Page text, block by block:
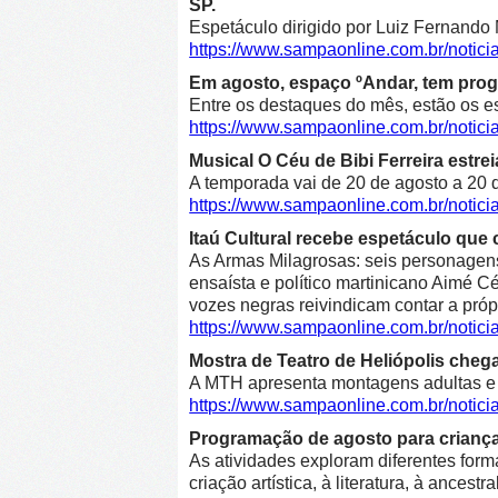
SP.
Espetáculo dirigido por Luiz
https://www.sampaonline.com.br/
Em agosto, espaço ºAndar, tem
Entre os destaques do mês, estão os
https://www.sampaonline.com.br/
Musical O Céu de Bibi Ferreira
A temporada vai de 20 de agosto a 20
https://www.sampaonline.com.br/
Itaú Cultural recebe espetáculo
As Armas Milagrosas: seis
ensaísta e político martinicano Aimé
vozes negras reivindicam contar a
https://www.sampaonline.com.br/
Mostra de Teatro de Heliópolis
A MTH apresenta montagens adultas
https://www.sampaonline.com.br/
Programação de agosto para
As atividades exploram diferentes
criação artística, à literatura, à